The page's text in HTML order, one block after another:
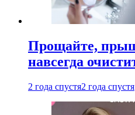
Прощайте,
навсегда
2 года спустя2 года спустя